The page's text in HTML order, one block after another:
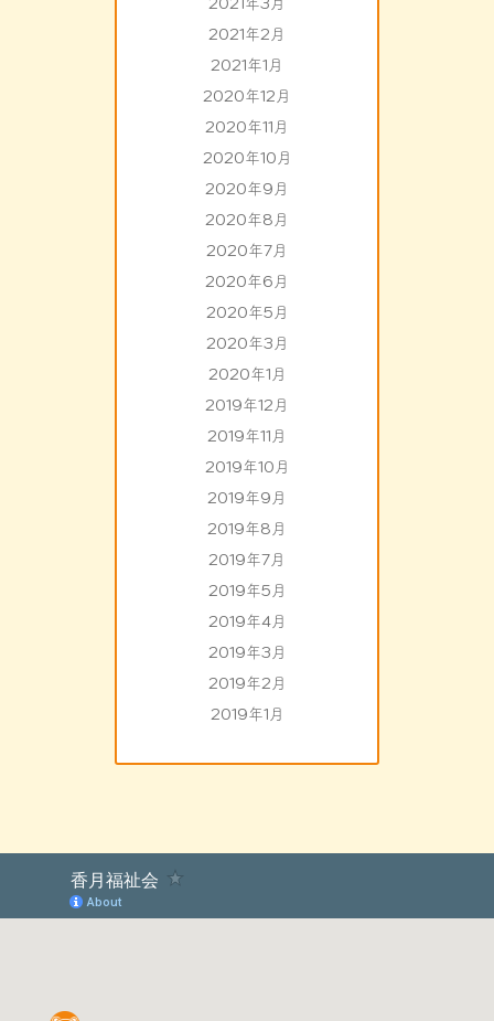
2021年2月
2021年1月
2020年12月
2020年11月
2020年10月
2020年9月
2020年8月
2020年7月
2020年6月
2020年5月
2020年3月
2020年1月
2019年12月
2019年11月
2019年10月
2019年9月
2019年8月
2019年7月
2019年5月
2019年4月
2019年3月
2019年2月
2019年1月